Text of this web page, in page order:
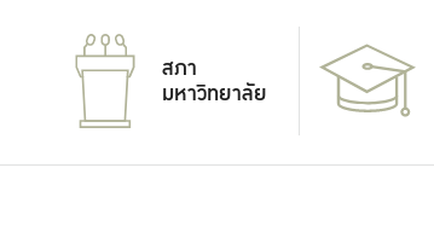
สภา
มหาวิทยาลัย